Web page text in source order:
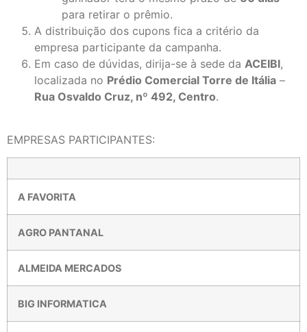
para retirar o prêmio.
A distribuição dos cupons fica a critério da
empresa participante da campanha.
Em caso de dúvidas, dirija-se à sede da ACEIBI,
localizada no Prédio Comercial Torre de Itália –
Rua Osvaldo Cruz, nº 492, Centro.
EMPRESAS PARTICIPANTES:
A FAVORITA
AGRO PANTANAL
ALMEIDA MERCADOS
BIG INFORMATICA